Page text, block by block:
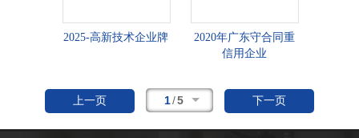
2025-高新技术企业牌
2020年广东守合同重
信用企业
上一页 1/5 下一页